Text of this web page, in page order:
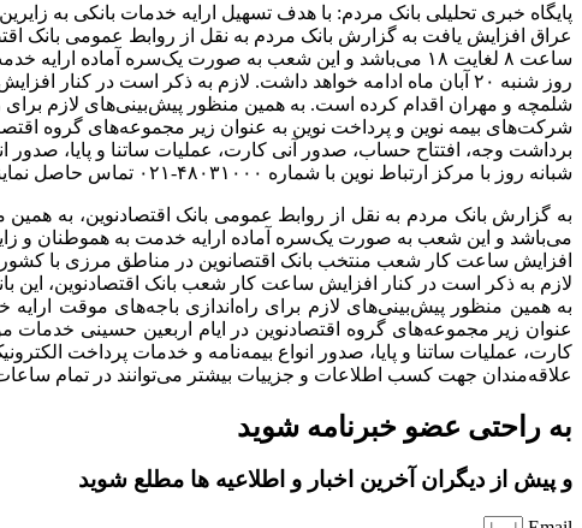
پایگاه خبری تحلیلی بانک مردم: با هدف تسهیل ارایه خدمات بانکی به
ساعت ۸ لغایت ۱۸ می‌باشد و این شعب به صورت یک‌سره
روز شنبه ۲۰ آبان ماه ادامه خواهد داشت. لازم به ذکر است در
شرکت‌های بیمه نوین و پرداخت نوین به عنوان زیر مجموعه‌های گروه
برداشت وجه، افتتاح حساب، صدور آنی کارت، عملیات ساتنا و پایا،
شبانه روز با مرکز ارتباط نوین با شماره ۴۸۰۳۱۰۰۰-۰۲۱ تماس حاصل نمایند.
می‌باشد و این شعب به صورت یک‌سره آماده ارایه خدمت به هموطنان و
افزایش ساعت کار شعب منتخب بانک اقتصانوین در مناطق مرزی با کشور عراق تا روز شنبه ۲۰
لازم به ذکر است در کنار افزایش ساعت کار شعب بانک اقتصادنوین، این
عنوان زیر مجموعه‌های گروه اقتصادنوین در ایام اربعین حسینی خدمات
کارت، عملیات ساتنا و پایا، صدور انواع بیمه‌نامه و خدمات پرداخت
علاقه‌مندان جهت کسب اطلاعات و جزییات بیشتر می‌توانند در تمام ساعات شبانه روز با مرکز
به راحتی عضو خبرنامه شوید
و پیش از دیگران آخرین اخبار و اطلاعیه ها مطلع شوید